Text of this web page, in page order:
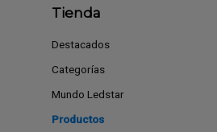
Tienda
Destacados
Categorías
Mundo Ledstar
Productos